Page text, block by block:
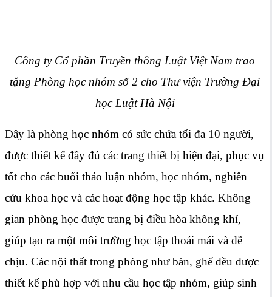
Công ty Cổ phần Truyền thông Luật Việt Nam trao
tặng Phòng học nhóm số 2 cho Thư viện Trường Đại
học Luật Hà Nội
Đây là phòng học nhóm có sức chứa tối đa 10 người,
được thiết kế đầy đủ các trang thiết bị hiện đại, phục vụ
tốt cho các buổi thảo luận nhóm, học nhóm, nghiên
cứu khoa học và các hoạt động học tập khác. Không
gian phòng học được trang bị điều hòa không khí,
giúp tạo ra một môi trường học tập thoải mái và dễ
chịu. Các nội thất trong phòng như bàn, ghế đều được
thiết kế phù hợp với nhu cầu học tập nhóm, giúp sinh